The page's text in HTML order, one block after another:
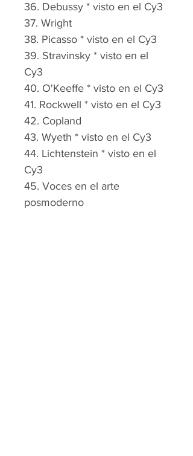
36. Debussy * visto en el Cy3
37. Wright
38. Picasso * visto en el Cy3
39. Stravinsky * visto en el
Cy3
40. O'Keeffe * visto en el Cy3
41. Rockwell * visto en el Cy3
42. Copland
43. Wyeth * visto en el Cy3
44. Lichtenstein * visto en el
Cy3
45. Voces en el arte
posmoderno